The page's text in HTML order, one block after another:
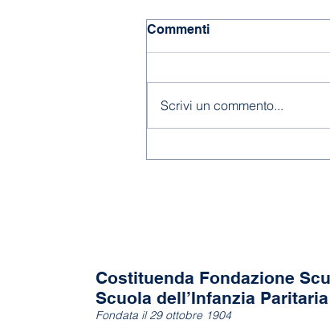
Chiusura estiva
Commenti
Scrivi un commento...
Costituenda Fondazione
Scuola dell’Infanzia
Fondata il 29 ottobre 1904